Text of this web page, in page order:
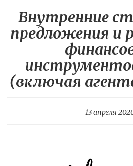
Внутренние
предложения и
(включая
13 апреля